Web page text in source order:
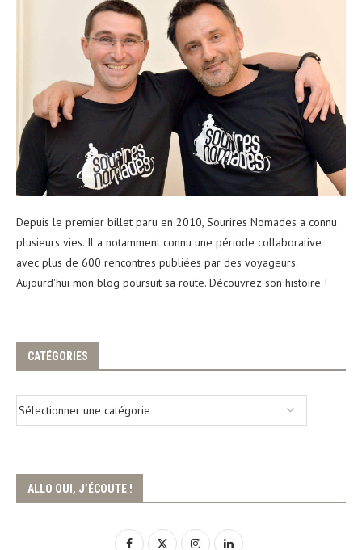
Depuis le premier billet paru en 2010, Sourires Nomades a connu
plusieurs vies. Il a notamment connu une période collaborative
avec plus de 600 rencontres publiées par des voyageurs.
Aujourd'hui mon blog poursuit sa route. Découvrez son histoire !
CATÉGORIES
ALLO OUI, J’ÉCOUTE !